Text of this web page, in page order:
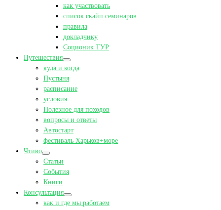
как участвовать
список скайп семинаров
правила
докладчику
Соционик ТУР
Путешествия
куда и когда
Пустыня
расписание
условия
Полезное для походов
вопросы и ответы
Автостарт
фестиваль Харьков+море
Чтиво
Статьи
События
Книги
Консультация
как и где мы работаем